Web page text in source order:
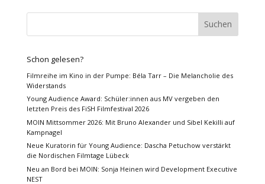
Schon gelesen?
Filmreihe im Kino in der Pumpe: Béla Tarr – Die Melancholie des
Widerstands
Young Audience Award: Schüler:innen aus MV vergeben den
letzten Preis des FiSH Filmfestival 2026
MOIN Mittsommer 2026: Mit Bruno Alexander und Sibel Kekilli auf
Kampnagel
Neue Kuratorin für Young Audience: Dascha Petuchow verstärkt
die Nordischen Filmtage Lübeck
Neu an Bord bei MOIN: Sonja Heinen wird Development Executive
NEST